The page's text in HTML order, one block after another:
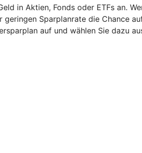
in Aktien, Fonds oder ETFs an.
Sparplanrate die Chance
auf und wählen Sie dazu